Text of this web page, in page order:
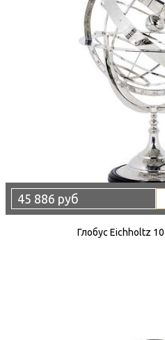
45 886 руб
Глобус Eichholtz